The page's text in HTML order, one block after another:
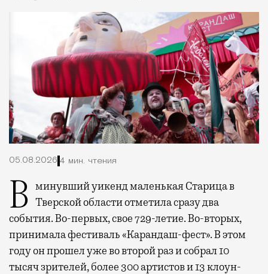
05.08.2026 4 мин. чтения
В минувший уикенд маленькая Старица в Тверской области отметила сразу два
события. Во-первых, свое 729-летие. Во-вторых,
принимала фестиваль «Карандаш-фест». В этом
году он прошел уже во второй раз и собрал 10
тысяч зрителей, более 300 артистов и 13 клоун-